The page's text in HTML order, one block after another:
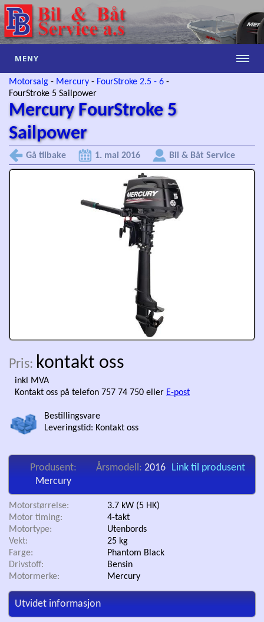
MENY
Motorsalg - Mercury - FourStroke 2.5 - 6 -
FourStroke 5 Sailpower
Mercury FourStroke 5
Sailpower
Gå tilbake 1. mai 2016 Bil & Båt Service
Pris: kontakt oss
inkl MVA
Kontakt oss på telefon 757 74 750 eller E-post
Bestillingsvare
Leveringstid: Kontakt oss
Produsent:
Mercury
Årsmodell: 2016 Link til produsent
Motorstørrelse:
3.7 kW (5 HK)
Motor timing:
4-takt
Motortype:
Utenbords
Vekt:
25 kg
Farge:
Phantom Black
Drivstoff:
Bensin
Motormerke:
Mercury
Utvidet informasjon